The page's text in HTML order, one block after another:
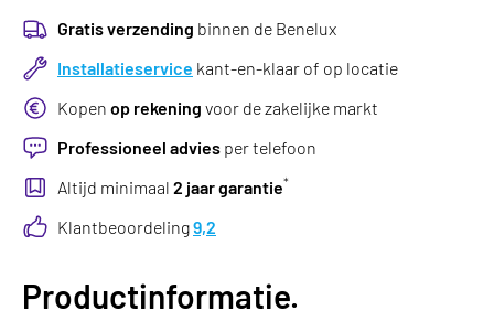
Gratis verzending binnen de Benelux
Installatieservice kant-en-klaar of op locatie
Kopen op rekening voor de zakelijke markt
Professioneel advies per telefoon
Altijd minimaal 2 jaar garantie*
Klantbeoordeling9,2
Productinformatie.